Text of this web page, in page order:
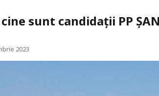
sunt candidații PP
2023